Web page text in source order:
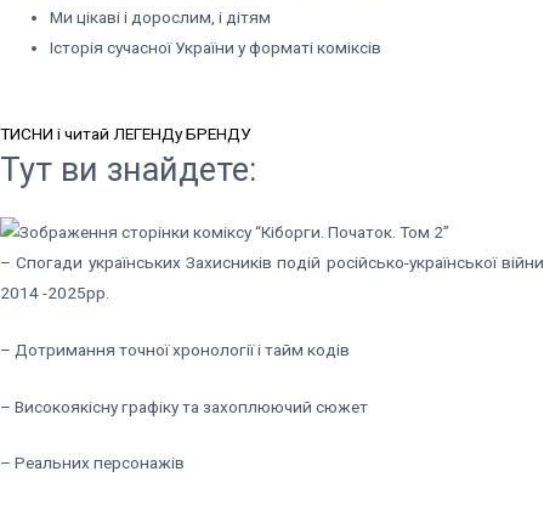
Ми цікаві і дорослим, і дітям
Історія сучасної України у форматі коміксів
ТИСНИ і читай ЛЕГЕНДу БРЕНДУ
Тут ви знайдете:
– Спогади українських Захисників подій російсько-української війни
2014 -2025рр.
– Дотримання точної хронології і тайм кодів
– Високоякісну графіку та захоплюючий сюжет
– Реальних персонажів